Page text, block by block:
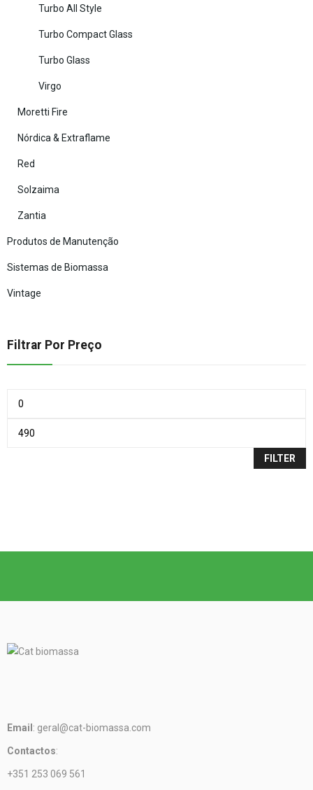
Turbo All Style
Turbo Compact Glass
Turbo Glass
Virgo
Moretti Fire
Nórdica & Extraflame
Red
Solzaima
Zantia
Produtos de Manutenção
Sistemas de Biomassa
Vintage
Filtrar Por Preço
FILTER
Email : geral@cat-biomassa.com
Contactos:
+351 253 069 561